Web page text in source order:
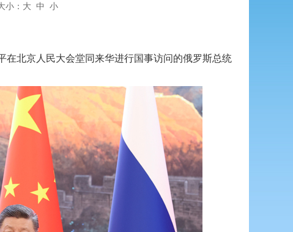
小： 大 中 小
在北京人民大会堂同来华进行国事访问的俄罗斯总统